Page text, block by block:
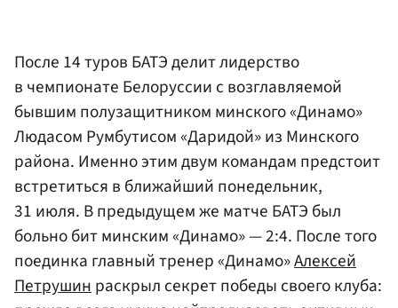
После 14 туров БАТЭ делит лидерство
в чемпионате Белоруссии с возглавляемой
бывшим полузащитником минского «Динамо»
Людасом Румбутисом «Даридой» из Минского
района. Именно этим двум командам предстоит
встретиться в ближайший понедельник,
31 июля. В предыдущем же матче БАТЭ был
больно бит минским «Динамо» — 2:4. После того
поединка главный тренер «Динамо»Алексей
Петрушинраскрыл секрет победы своего клуба: